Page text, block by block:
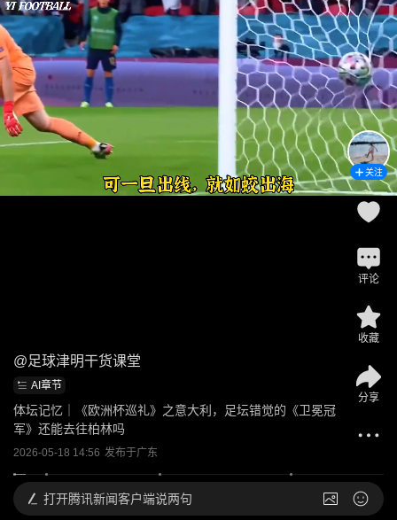
@足球津明干货课堂
AI章节
体坛记忆｜《欧洲杯巡礼》之意大利，足坛错觉的《卫冕冠
军》还能去往柏林吗
2026-05-18 14:56 发布于广东
关注
评论
收藏
分享
打开腾讯新闻客户端说两句